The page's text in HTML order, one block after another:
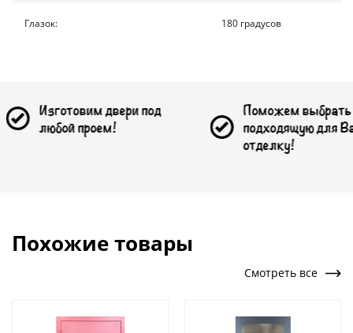
Глазок: 180 градусов
двери под
проем!
Поможем выбрать
подходящую для Вас
отделку!
Похожие товары
Смотреть все